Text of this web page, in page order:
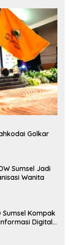
Golkar
Sumsel Jadi
Wanita
Sumsel Kompak
Digital